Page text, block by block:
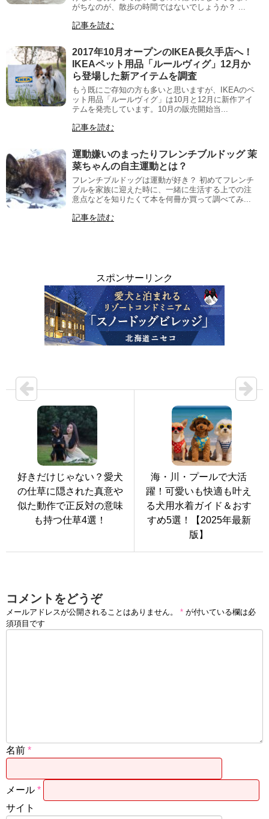
がちなのが、散歩の時間ではないでしょうか？ ...
記事を読む
2017年10月オープンのIKEA長久手店へ！
IKEAペット用品「ルールヴィグ」12月か
ら登場した新アイテムを調査
もう既にご存知の方も多いと思いますが、IKEAのペ
ット用品「ルールヴィグ」は10月と12月に新作アイ
テムを発売しています。10月の販売開始当...
記事を読む
運動嫌いのまったりフレンチブルドッグ 茉
菜ちゃんの自主運動とは？
フレンチブルドッグは運動が好き？ 初めてフレンチ
ブルを家族に迎えた時に、一緒に生活する上での注
意点などを知りたくて本を何冊か買って調べてみ...
記事を読む
スポンサーリンク
好きだけじゃない？愛犬
の仕草に隠された真意や
似た動作で正反対の意味
も持つ仕草4選！
海・川・プールで大活
躍！可愛いも快適も叶え
る犬用水着ガイド＆おす
すめ5選！【2025年最新
版】
コメントをどうぞ
メールアドレスが公開されることはありません。 * が付いている欄は必
須項目です
名前 *
メール *
サイト